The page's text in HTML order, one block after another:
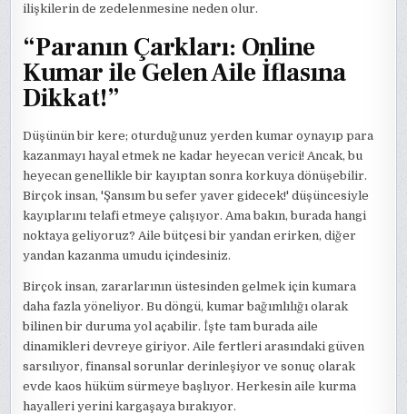
ilişkilerin de zedelenmesine neden olur.
“Paranın Çarkları: Online
Kumar ile Gelen Aile İflasına
Dikkat!”
Düşünün bir kere; oturduğunuz yerden kumar oynayıp para
kazanmayı hayal etmek ne kadar heyecan verici! Ancak, bu
heyecan genellikle bir kayıptan sonra korkuya dönüşebilir.
Birçok insan, 'Şansım bu sefer yaver gidecek!' düşüncesiyle
kayıplarını telafi etmeye çalışıyor. Ama bakın, burada hangi
noktaya geliyoruz? Aile bütçesi bir yandan erirken, diğer
yandan kazanma umudu içindesiniz.
Birçok insan, zararlarının üstesinden gelmek için kumara
daha fazla yöneliyor. Bu döngü, kumar bağımlılığı olarak
bilinen bir duruma yol açabilir. İşte tam burada aile
dinamikleri devreye giriyor. Aile fertleri arasındaki güven
sarsılıyor, finansal sorunlar derinleşiyor ve sonuç olarak
evde kaos hüküm sürmeye başlıyor. Herkesin aile kurma
hayalleri yerini kargaşaya bırakıyor.